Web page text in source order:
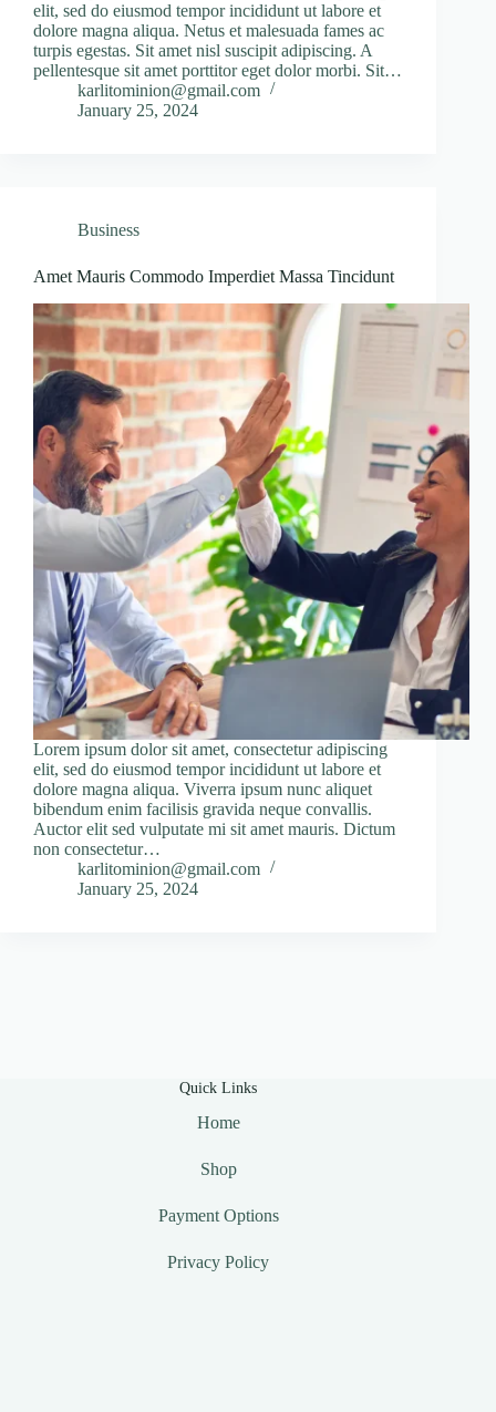
elit, sed do eiusmod tempor incididunt ut labore et
dolore magna aliqua. Netus et malesuada fames ac
turpis egestas. Sit amet nisl suscipit adipiscing. A
pellentesque sit amet porttitor eget dolor morbi. Sit…
karlitominion@gmail.com
January 25, 2024
Business
Amet Mauris Commodo Imperdiet Massa Tincidunt
Lorem ipsum dolor sit amet, consectetur adipiscing
elit, sed do eiusmod tempor incididunt ut labore et
dolore magna aliqua. Viverra ipsum nunc aliquet
bibendum enim facilisis gravida neque convallis.
Auctor elit sed vulputate mi sit amet mauris. Dictum
non consectetur…
karlitominion@gmail.com
January 25, 2024
Quick Links
Home
Shop
Payment Options
Privacy Policy